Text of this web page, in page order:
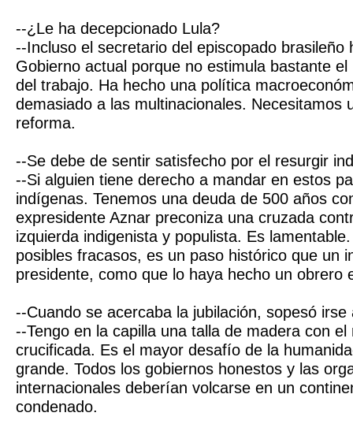
--¿Le ha decepcionado Lula?
--Incluso el secretario del episcopado brasileño
Gobierno actual porque no estimula bastante
del trabajo. Ha hecho una política
demasiado a las multinacionales. Necesitamos
reforma.
--Se debe de sentir satisfecho por el resurgir
--Si alguien tiene derecho a mandar en estos
indígenas. Tenemos una deuda de 500 años
expresidente Aznar preconiza una cruzada
izquierda indigenista y populista. Es
posibles fracasos, es un paso histórico que un
presidente, como que lo haya hecho un obrero
--Cuando se acercaba la jubilación, sopesó irse
--Tengo en la capilla una talla de madera con
crucificada. Es el mayor desafío de la
grande. Todos los gobiernos honestos y las
internacionales deberían volcarse en un
condenado.